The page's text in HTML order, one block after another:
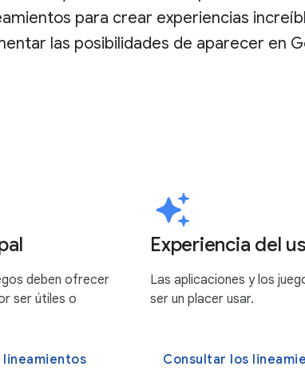
para crear experiencias
las posibilidades de aparecer en
deben ofrecer
ser útiles o
Experiencia del
Las aplicaciones y los
ser un placer usar.
Consultar los